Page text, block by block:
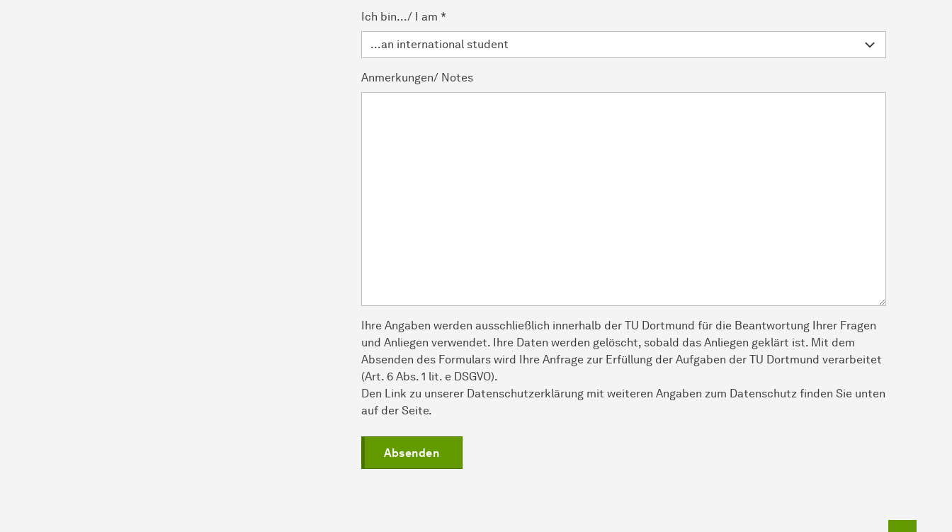
Ich bin.../ I am *
Anmerkungen/ Notes
Ihre Angaben werden ausschließlich innerhalb der TU Dortmund für die Beantwortung Ihrer Fragen
und Anliegen verwendet. Ihre Daten werden gelöscht, sobald das Anliegen geklärt ist. Mit dem
Absenden des Formulars wird Ihre Anfrage zur Erfüllung der Aufgaben der TU Dortmund verarbeitet
(Art. 6 Abs. 1 lit. e DSGVO).
Den Link zu unserer Datenschutzerklärung mit weiteren Angaben zum Datenschutz finden Sie unten
auf der Seite.
Absenden